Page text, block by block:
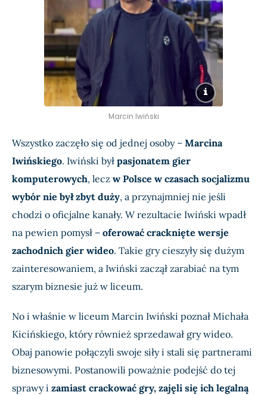
Marcin Iwiński
Wszystko zaczęło się od jednej osoby – Marcina
Iwińskiego. Iwiński był pasjonatem gier
komputerowych, lecz w Polsce w czasach socjalizmu
wybór nie był zbyt duży, a przynajmniej nie jeśli
chodzi o oficjalne kanały. W rezultacie Iwiński wpadł
na pewien pomysł – oferować cracknięte wersje
zachodnich gier wideo. Takie gry cieszyły się dużym
zainteresowaniem, a Iwiński zaczął zarabiać na tym
szarym biznesie już w liceum.
No i właśnie w liceum Marcin Iwiński poznał Michała
Kicińskiego, który również sprzedawał gry wideo.
Obaj panowie połączyli swoje siły i stali się partnerami
biznesowymi. Postanowili poważnie podejść do tej
sprawy i zamiast crackować gry, zajęli się ich legalną